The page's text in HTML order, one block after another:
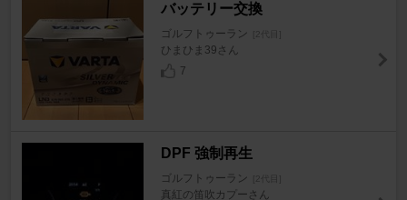
バッテリー交換
ゴルフトゥーラン [2代目]
ひまひま39さん
7
DPF 強制再生
ゴルフトゥーラン [2代目]
真紅の笛吹カプーさん